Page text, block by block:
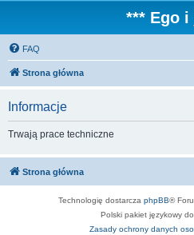
*** Ego i
FAQ
Strona główna
Informacje
Trwają prace techniczne
Strona główna
Technologię dostarcza phpBB®
Polski pakiet językowy
Zasady ochrony danych